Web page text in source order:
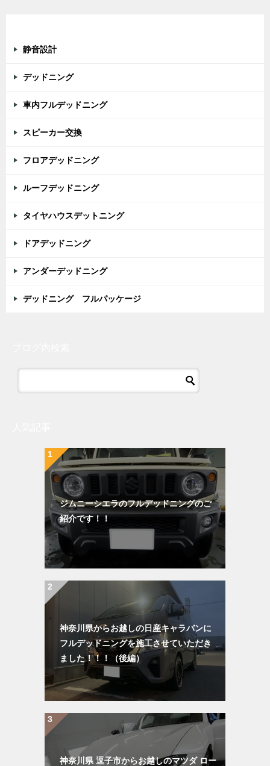
静音設計
デッドニング
車内フルデッドニング
スピーカー交換
フロアデッドニング
ルーフデッドニング
タイヤハウスデットニング
ドアデッドニング
アンダーデッドニング
デッドニング フルパッケージ
ジムニーシエラのフルデッドニングのご
紹介です！！
神奈川県からお越しの日産キャラバンに
フルデッドニングを施工させていただき
ました！！！（後編）
神奈川県 逗子市からお越しのマツダ ロー